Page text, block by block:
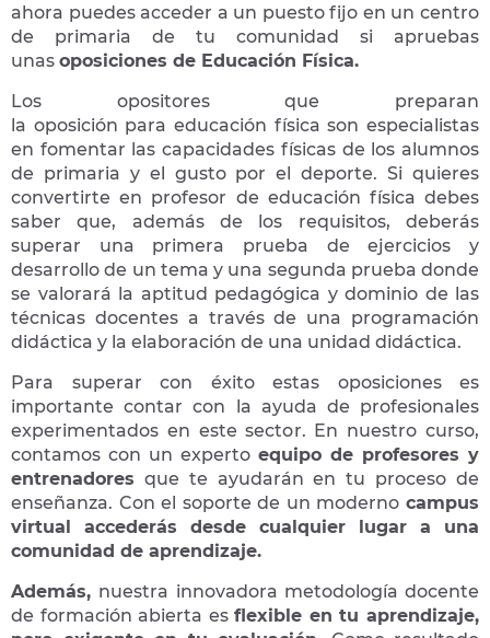
ahora puedes acceder a un puesto fijo en un centro
de primaria de tu comunidad si apruebas
unas oposiciones de Educación Física.
Los opositores que preparan
la oposición para educación física son especialistas
en fomentar las capacidades físicas de los alumnos
de primaria y el gusto por el deporte. Si quieres
convertirte en profesor de educación física debes
saber que, además de los requisitos, deberás
superar una primera prueba de ejercicios y
desarrollo de un tema y una segunda prueba donde
se valorará la aptitud pedagógica y dominio de las
técnicas docentes a través de una programación
didáctica y la elaboración de una unidad didáctica.
Para superar con éxito estas oposiciones es
importante contar con la ayuda de profesionales
experimentados en este sector. En nuestro curso,
contamos con un expertoequipo de profesores y
entrenadores que te ayudarán en tu proceso de
enseñanza. Con el soporte de un moderno campus
virtual accederás desde cualquier lugar a una
comunidad de aprendizaje.
Además, nuestra innovadora metodología docente
de formación abierta esflexible en tu aprendizaje,